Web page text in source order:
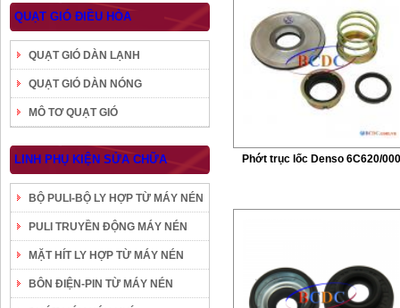
QUẠT GIÓ ĐIỀU HÒA
QUẠT GIÓ DÀN LẠNH
QUẠT GIÓ DÀN NÓNG
MÔ TƠ QUẠT GIÓ
LINH PHỤ KIỆN SỬA CHỮA
BỘ PULI-BỘ LY HỢP TỪ MÁY NÉN
PULI TRUYỀN ĐỘNG MÁY NÉN
MẶT HÍT LY HỢP TỪ MÁY NÉN
BÔN ĐIỆN-PIN TỪ MÁY NÉN
Phớt trục lốc Denso 6C620/